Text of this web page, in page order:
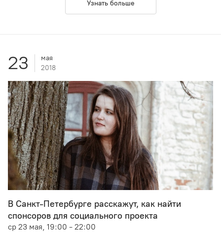
Узнать больше
23
мая
2018
В Санкт-Петербурге расскажут, как найти
спонсоров для социального проекта
ср 23 мая, 19:00 - 22:00